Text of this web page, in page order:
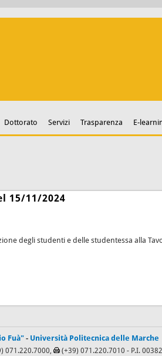
Dottorato Servizi Trasparenza E-
15/11/2024
degli studenti e delle studentessa alla
Fuà" - Università Politecnica delle Marche
071.220.7000, (+39) 071.220.7010 - P.I.